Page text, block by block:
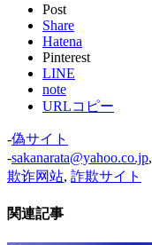
Post
Share
Hatena
Pinterest
LINE
note
URLコピー
-偽サイト
-sakanarata@yahoo.co.jp,
欺诈网站, 詐欺サイト
関連記事